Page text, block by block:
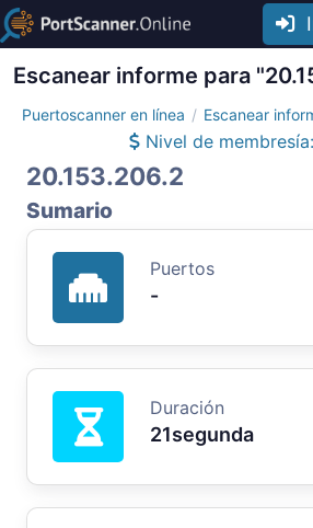
Escanear informe para
Puertoscanner en línea Escanear
Nivel de
20.153.206.2
Sumario
Puertos
-
Duración
21segunda